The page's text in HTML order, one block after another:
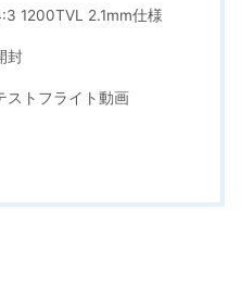
1200TVL 2.1mm仕様
封
ストフライト動画